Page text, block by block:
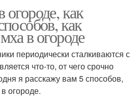
как
как
в огороде
периодически сталкиваются с
что-то, от чего срочно
я расскажу вам 5 способов,
огороде.